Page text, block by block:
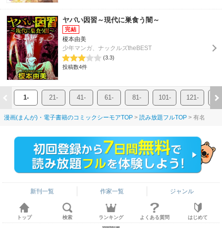
ヤバい因習～現代に巣食う闇～
榎本由美
少年マンガ、ナックルズtheBEST
(3.3)
投稿数4件
1- 21- 41- 61- 81- 101- 121-
漫画(まんが)・電子書籍のコミックシーモアTOP 読み放題フルTOP 有名
新刊一覧 作家一覧 ジャンル
トップ 検索 ランキング よくある質問 はじめて